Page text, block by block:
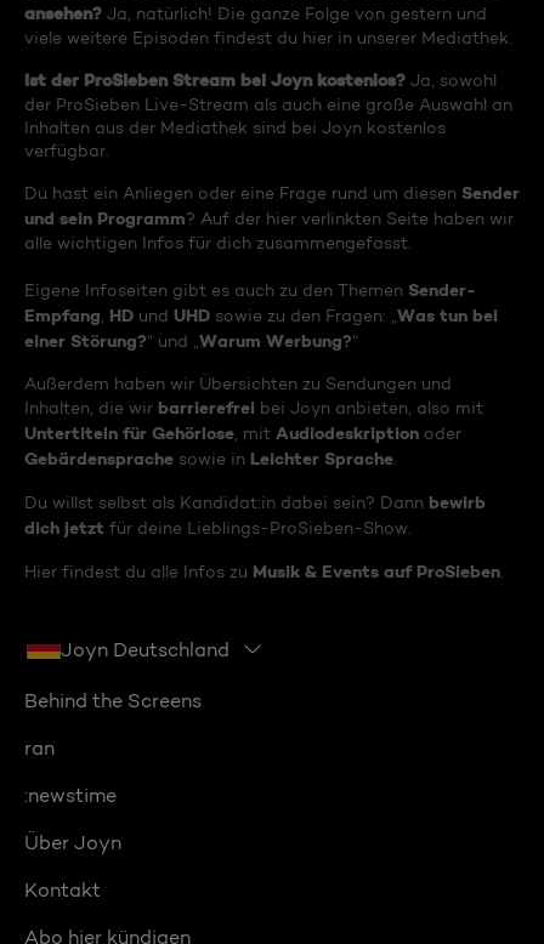
ansehen? Ja, natürlich! Die ganze Folge von gestern und
viele weitere Episoden findest du hier in unserer Mediathek.
Ist der ProSieben Stream bei Joyn kostenlos? Ja, sowohl
der ProSieben Live-Stream als auch eine große Auswahl an
Inhalten aus der Mediathek sind bei Joyn kostenlos
verfügbar.
Du hast ein Anliegen oder eine Frage rund um diesen Sender
und sein Programm? Auf der hier verlinkten Seite haben wir
alle wichtigen Infos für dich zusammengefasst.
Eigene Infoseiten gibt es auch zu den Themen Sender-
Empfang HD und UHD sowie zu den Fragen: „ Was tun bei
einer Störung?“ und „ Warum Werbung?“
Außerdem haben wir Übersichten zu Sendungen und
Inhalten, die wir barrierefrei bei Joyn anbieten, also mit
Untertiteln für Gehörlose , mit Audiodeskription oder
Gebärdensprache sowie in Leichter Sprache
Du willst selbst als Kandidat:in dabei sein? Dann bewirb
dich jetzt für deine Lieblings-ProSieben-Show.
Hier findest du alle Infos zu Musik & Events auf ProSieben
Joyn Deutschland
Behind the Screens
ran
:newstime
Über Joyn
Kontakt
Abo hier kündigen